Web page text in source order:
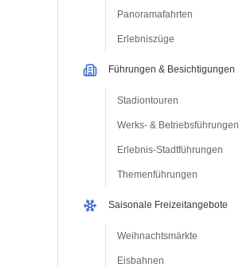
Panoramafahrten
Erlebniszüge
Führungen & Besichtigungen
Stadiontouren
Werks- & Betriebsführungen
Erlebnis-Stadtführungen
Themenführungen
Saisonale Freizeitangebote
Weihnachtsmärkte
Eisbahnen